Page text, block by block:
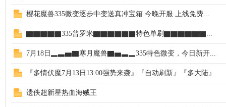
樱花魔兽335微变逐步中变送真冲宝箱 今晚开服 上线免费...
▇▇▇▇▇335普罗米▇▇▇▇▇▇特色单刷▇▇▇▇▇▇...
7月18日▂▃▅▇寒月魔兽▇▅▃▂335特色微变，今日新开...
『多情伏魔7月13日13:00强势来袭』『自动刷新』『多大陆』
遗佚超新星热血海贼王